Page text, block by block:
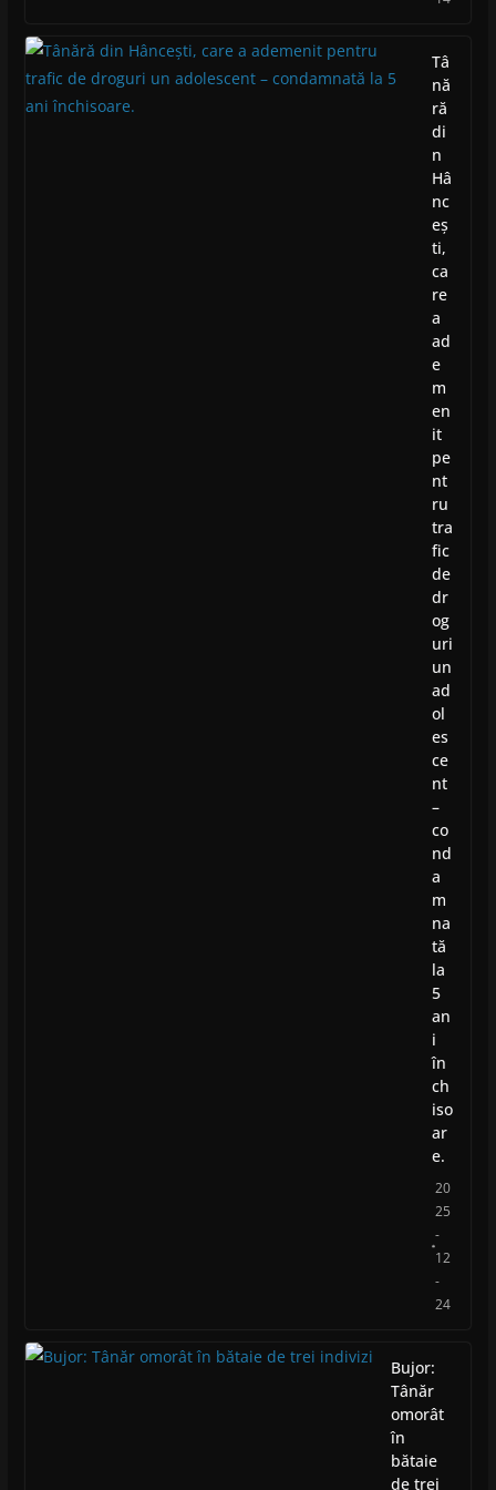
Tâ
nă
ră
di
n
Hâ
nc
eș
ti,
ca
re
a
ad
e
m
en
it
pe
nt
ru
tra
fic
de
dr
og
uri
un
ad
ol
es
ce
nt
–
co
nd
a
m
na
tă
la
5
an
i
în
ch
iso
ar
e.
20
25
-
12
-
24
Bujor:
Tânăr
omorât
în
bătaie
de trei